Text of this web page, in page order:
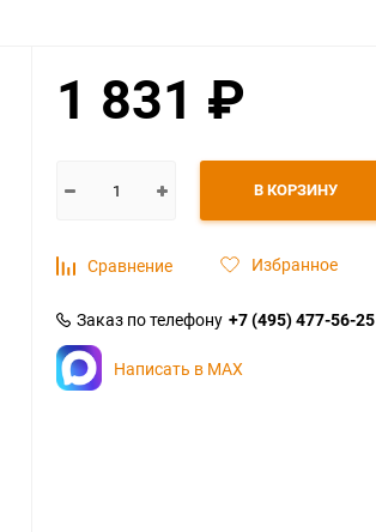
1 831 ₽
В КОРЗИНУ
Сравнение Избранное
Заказ по телефону +7 (495) 477-56-25
Написать в MAX